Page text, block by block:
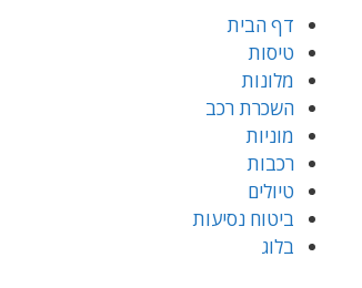
דף הבית
טיסות
מלונות
השכרת רכב
מוניות
רכבות
טיולים
ביטוח נסיעות
בלוג